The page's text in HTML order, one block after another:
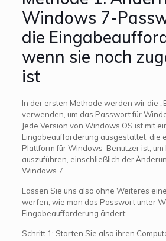
Windows 7-
die
wenn sie noch
ist
In der ersten Methode werden wir die
verwenden, um das Passwort für
Jede Version von Windows OS ist mit
Eingabeaufforderung ausgestattet, die
Plattform für Windows-Benutzer ist,
auszuführen, einschließlich der
Windows 7.
Lassen Sie uns also ohne Weiteres
werfen, wie man das Passwort unter
Eingabeaufforderung ändert:
Schritt 1: Starten Sie also ihren